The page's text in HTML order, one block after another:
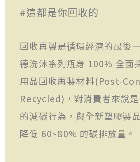
#這都是你回收的
回收再製是循環經濟的最後
德洗沐系列瓶身 100% 全面
用品回收再製材料(Post-
Recycled)，對消費者來說
的減碳行為，與全新塑膠製
降低 60~80% 的碳排放量。